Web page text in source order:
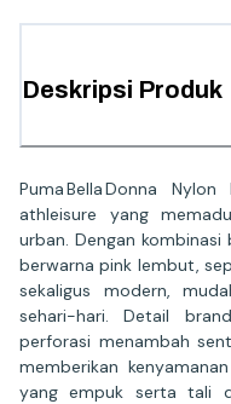
Deskripsi Produk
Puma Bella Donna
athleisure yang
urban. Dengan
berwarna pink lembut,
sekaligus modern,
sehari-hari. Detail
perforasi menambah
memberikan
yang empuk serta tali